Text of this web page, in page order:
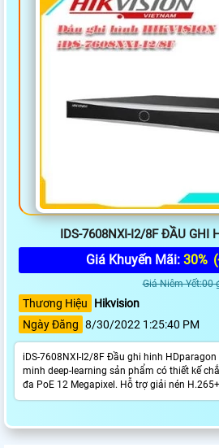
IDS-7608NXI-I2/8F ĐẦU GHI
Giá Khuyến Mãi: 30%
Giá Niêm Yết:00
Thương Hiệu
Hikvision
Ngày Đăng 8/30/2022 1:25:40 PM
iDS-7608NXI-I2/8F Đầu ghi hinh
minh deep-learning sản phẩm có thiết kế
đa PoE 12 Megapixel. Hỗ trợ giải nén H.265+